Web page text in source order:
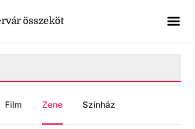
összeköt
Film Zene Színház